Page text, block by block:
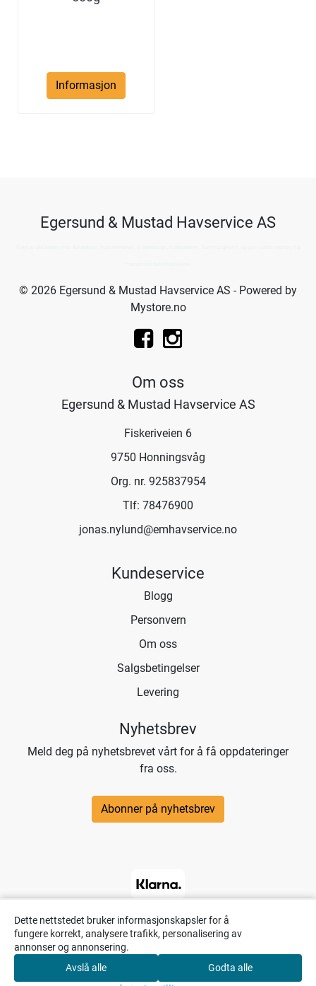
Informasjon
Dette nettstedet bruker informasjonskapsler for å
fungere korrekt, analysere trafikk, personalisering av
annonser og annonsering.
Avslå alle
Godta alle
Egersund & Mustad Havservice AS
© 2026 Egersund & Mustad Havservice AS - Powered by
Mystore.no
Om oss
Egersund & Mustad Havservice AS
Fiskeriveien 6
9750 Honningsvåg
Org. nr. 925837954
Tlf: 78476900
jonas.nylund@emhavservice.no
Kundeservice
Blogg
Personvern
Om oss
Salgsbetingelser
Levering
Nyhetsbrev
Meld deg på nyhetsbrevet vårt for å få oppdateringer
fra oss.
Abonner på nyhetsbrev